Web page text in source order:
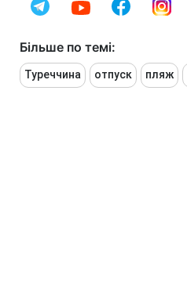
Більше по темі:
Туреччина отпуск пляж